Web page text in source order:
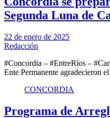
Segunda Luna de
22 de enero de 2025
Redacción
#Concordia – #EntreRíos –
Ente Permanente agradecieron
CONCORDIA
Programa de